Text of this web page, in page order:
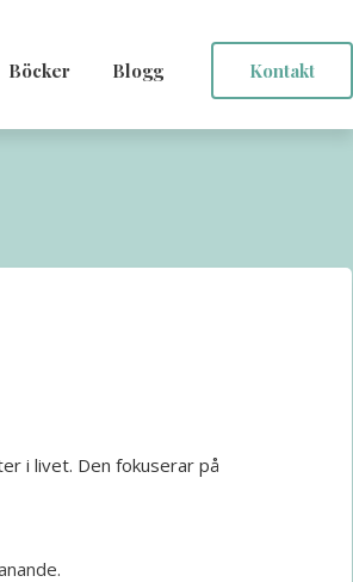
Böcker Blogg Kontakt
i livet. Den fokuserar på